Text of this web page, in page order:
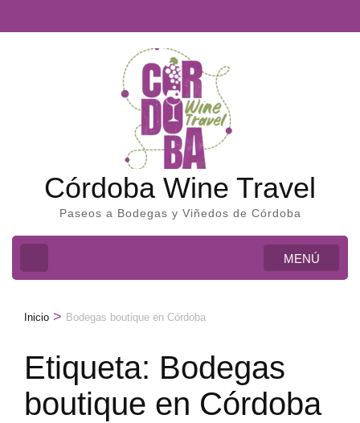
Córdoba Wine Travel
Paseos a Bodegas y Viñedos de Córdoba
MENÚ
Inicio > Bodegas boutique en Córdoba
Etiqueta: Bodegas
boutique en Córdoba